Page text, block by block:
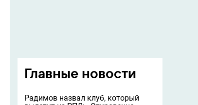
Главные новости
Радимов назвал клуб, который